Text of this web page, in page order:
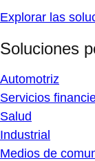
Explorar las
Soluciones
Automotriz
Servicios
Salud
Industrial
Medios de